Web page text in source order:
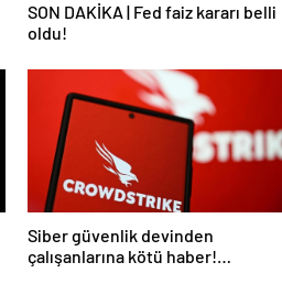
SON DAKİKA | Fed faiz kararı belli
oldu!
Siber güvenlik devinden
çalışanlarına kötü haber!